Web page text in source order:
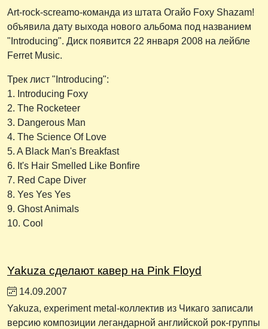
Art-rock-screamo-команда из штата Огайо Foxy Shazam!
объявила дату выхода нового альбома под названием
"Introducing". Диск появится 22 января 2008 на лейбле
Ferret Music.
Трек лист "Introducing":
1. Introducing Foxy
2. The Rocketeer
3. Dangerous Man
4. The Science Of Love
5. A Black Man's Breakfast
6. It's Hair Smelled Like Bonfire
7. Red Cape Diver
8. Yes Yes Yes
9. Ghost Animals
10. Cool
Yakuza cделают кавер на Pink Floyd
14.09.2007
Yakuza, experiment metal-коллектив из Чикаго записали
версию композиции легандарной английской рок-группы